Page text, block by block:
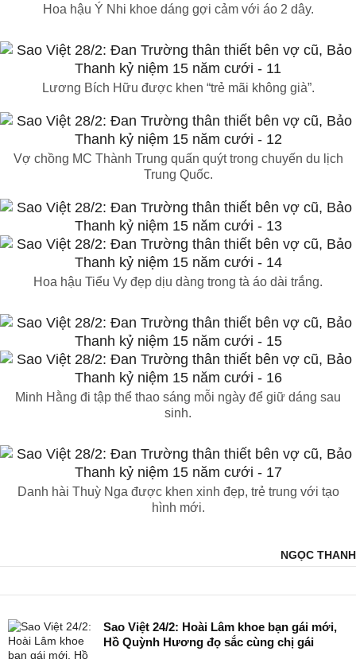
Hoa hậu Ý Nhi khoe dáng gợi cảm với áo 2 dây.
Lương Bích Hữu được khen “trẻ mãi không già”.
Vợ chồng MC Thành Trung quấn quýt trong chuyến du lịch
Trung Quốc.
Hoa hậu Tiểu Vy đẹp dịu dàng trong tà áo dài trắng.
Minh Hằng đi tập thể thao sáng mỗi ngày để giữ dáng sau
sinh.
Danh hài Thuỳ Nga được khen xinh đẹp, trẻ trung với tạo
hình mới.
NGỌC THANH
Sao Việt 24/2: Hoài Lâm khoe bạn gái mới,
Hồ Quỳnh Hương đọ sắc cùng chị gái